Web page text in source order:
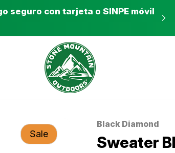
seguro con tarjeta o SINPE móvil
el país con Correos de Costa
Sale
Black Diamond
Sweater